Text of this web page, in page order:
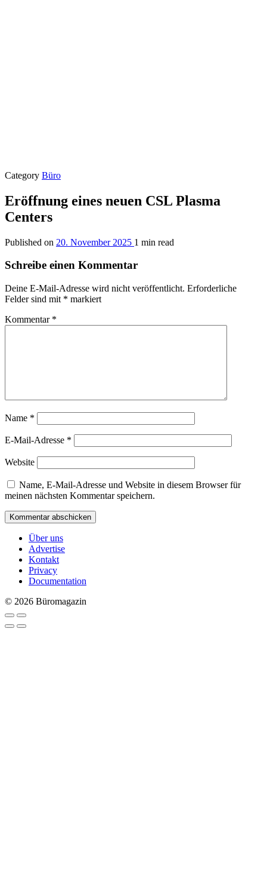
Category Büro
Eröffnung eines neuen CSL Plasma
Centers
Published on 20. November 2025 1 min read
Schreibe einen Kommentar
Deine E-Mail-Adresse wird nicht veröffentlicht. Erforderliche
Felder sind mit * markiert
Kommentar *
Name *
E-Mail-Adresse *
Website
Name, E-Mail-Adresse und Website in diesem Browser für
meinen nächsten Kommentar speichern.
Über uns
Advertise
Kontakt
Privacy
Documentation
© 2026 Büromagazin